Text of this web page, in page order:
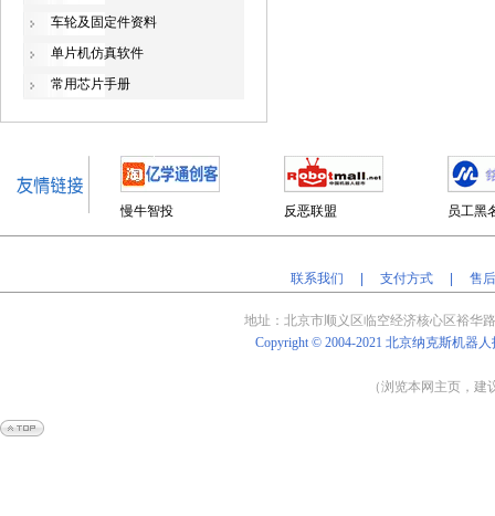
车轮及固定件资料
单片机仿真软件
常用芯片手册
慢牛智投 反恶联盟 员工黑
联系我们 |支付方式 |售
地址：北京市顺义区临空经济核心区裕华
Copyright © 2004-2021北京纳克斯机器
（浏览本网主页，